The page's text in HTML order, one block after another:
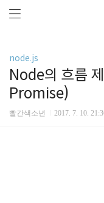
node.js
Node의 흐름
Promise)
빨간색소년 2017. 7. 10.